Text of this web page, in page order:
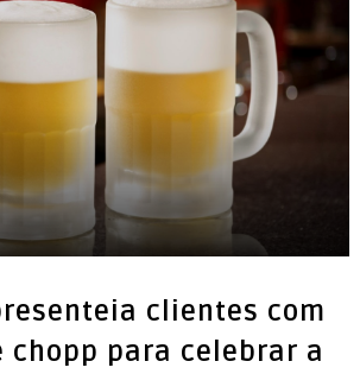
clientes com
chopp para celebrar a